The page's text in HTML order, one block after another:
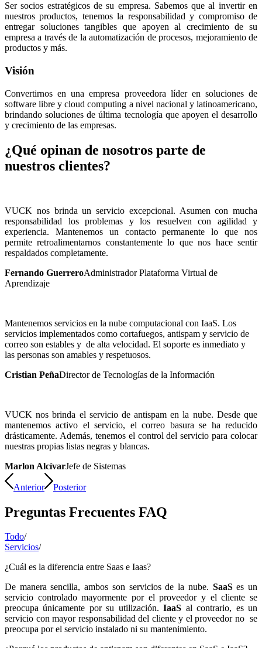
Ser socios estratégicos de su empresa. Sabemos que al invertir en
nuestros productos, tenemos la responsabilidad y compromiso de
entregar soluciones tangibles que apoyen al crecimiento de su
empresa a través de la automatización de procesos, mejoramiento de
productos y más.
Visión
Convertirnos en una empresa proveedora líder en soluciones de
software libre y cloud computing a nivel nacional y latinoamericano,
brindando soluciones de última tecnología que apoyen el desarrollo
y crecimiento de las empresas.
¿Qué opinan de nosotros parte de
nuestros clientes?
VUCK nos brinda un servicio excepcional. Asumen con mucha
responsabilidad los problemas y los resuelven con agilidad y
experiencia. Mantenemos un contacto permanente lo que nos
permite retroalimentarnos constantemente lo que nos hace sentir
respaldados completamente.
Fernando GuerreroAdministrador Plataforma Virtual de
Aprendizaje
Mantenemos servicios en la nube computacional con IaaS. Los
servicios implementados como cortafuegos, antispam y servicio de
correo son estables y de alta velocidad. El soporte es inmediato y
las personas son amables y respetuosos.
Cristian PeñaDirector de Tecnologías de la Información
VUCK nos brinda el servicio de antispam en la nube. Desde que
mantenemos activo el servicio, el correo basura se ha reducido
drásticamente. Además, tenemos el control del servicio para colocar
nuestras propias listas negras y blancas.
Marlon AlcívarJefe de Sistemas
Anterior Posterior
Preguntas Frecuentes FAQ
Todo/
Servicios/
¿Cuál es la diferencia entre Saas e Iaas?
De manera sencilla, ambos son servicios de la nube. SaaSes un
servicio controlado mayormente por el proveedor y el cliente se
preocupa únicamente por su utilización.IaaS al contrario, es un
servicio con mayor responsabilidad del cliente y el proveedor no se
preocupa por el servicio instalado ni su mantenimiento.